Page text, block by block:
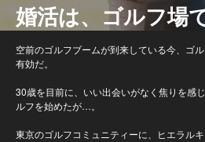
婚活は、ゴルフ場
空前のゴルフブームが到来している今、ゴ
有効だ。
30歳を目前に、いい出会いがなく焦りを感
ルフを始めたが…。
東京のゴルフコミュニティーに、ヒエラルキ